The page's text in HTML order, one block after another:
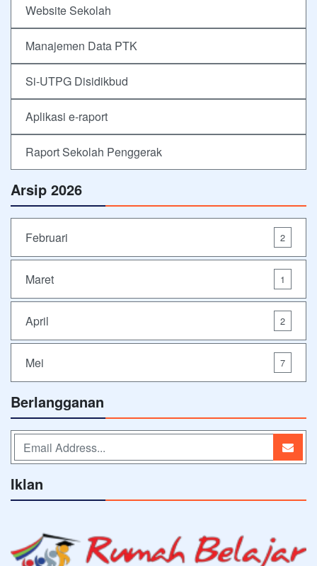
Website Sekolah
Manajemen Data PTK
Si-UTPG Disidikbud
Aplikasi e-raport
Raport Sekolah Penggerak
Arsip 2026
Februari 2
Maret 1
April 2
Mei 7
Berlangganan
Iklan